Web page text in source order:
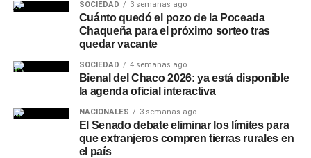
NOTICIAS
Milei evaluó “pacto fiscal” con gobernadores
para avanzar con la reforma tributaria
director de Zona Interior Charata, Antonio Rudaz; el
secretario de Tránsito, Carlos Aoad; el jefe del 911, Juan
Antonio Cabrera; el representante de Policía Caminera,
Mario Sosa, y el presidente del Concejo Municipal,
Alejandro Barcala.
Más noticias de Charata enCharataChaco.Net.
SOCIEDAD 3 semanas ago
Cuánto quedó el pozo de la Poceada
Chaqueña para el próximo sorteo tras
quedar vacante
SOCIEDAD 4 semanas ago
Bienal del Chaco 2026: ya está disponible
la agenda oficial interactiva
NACIONALES 3 semanas ago
El Senado debate eliminar los límites para
que extranjeros compren tierras rurales en
el país